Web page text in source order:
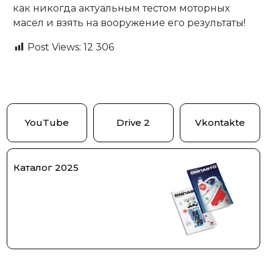
как никогда актуальным тестом моторных
масел и взять на вооружение его результаты!
Post Views: 12 306
YouTube Drive 2 Vkontakte
Каталог 2025